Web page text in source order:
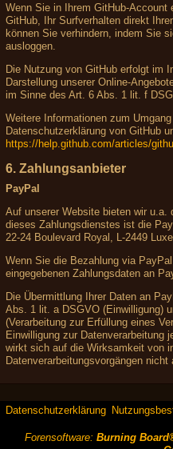
Wenn Sie in Ihrem GitHub-Account
GitHub, Ihr Surfverhalten direkt
können Sie verhindern, indem Sie
ausloggen.
Die Nutzung von GitHub erfolgt im
Darstellung unserer Online-
im Sinne des Art. 6 Abs. 1 lit. f
Weitere Informationen zum
Datenschutzerklärung von GitHub
https://help.github.com/articles/
6. Zahlungsanbieter
PayPal
Auf unserer Website bieten wir
dieses Zahlungsdienstes ist die
22-24 Boulevard Royal, L-2449
Wenn Sie die Bezahlung via
eingegebenen Zahlungsdaten an
Die Übermittlung Ihrer Daten an
Abs. 1 lit. a DSGVO (Einwilligung)
(Verarbeitung zur Erfüllung eines
Einwilligung zur Datenverarbeitung
wirkt sich auf die Wirksamkeit von
Datenverarbeitungsvorgängen nicht
Datenschutzerklärung
Forensoftware: Burning